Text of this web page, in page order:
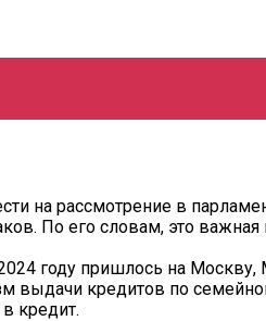
на рассмотрение в
По его словам, это важная
году пришлось на
выдачи кредитов по
кредит.